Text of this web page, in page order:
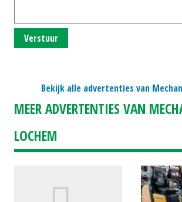
Verstuur
Bekijk alle advertenties van
MEER ADVERTENTIES VAN
LOCHEM